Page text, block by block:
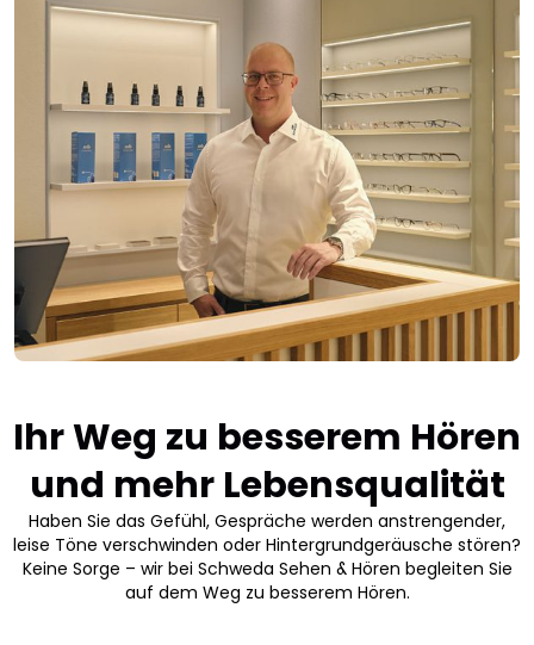
Ihr Weg zu besserem Hören
und mehr Lebensqualität
Haben Sie das Gefühl, Gespräche werden anstrengender,
leise Töne verschwinden oder Hintergrundgeräusche stören?
Keine Sorge – wir bei Schweda Sehen & Hören begleiten Sie
auf dem Weg zu besserem Hören.